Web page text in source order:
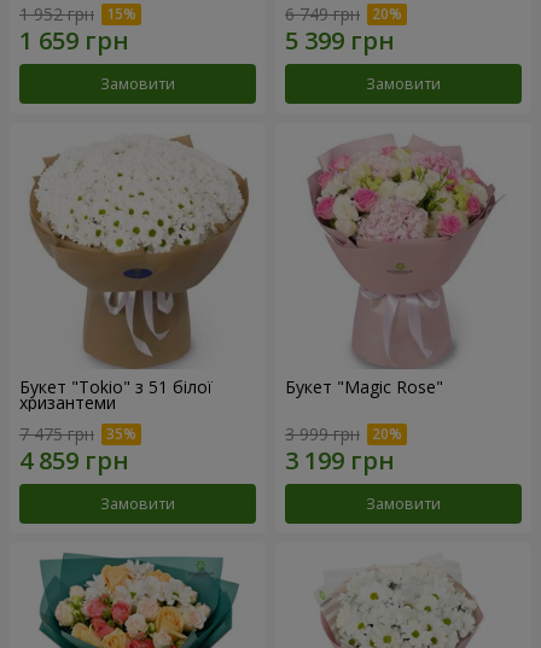
1 952 грн
Замовити
6 749 грн
Замовити
Букет "Tokio" з 51 білої
хризантеми
7 475 грн
Замовити
Букет "Magic Rose"
3 999 грн
Замовити